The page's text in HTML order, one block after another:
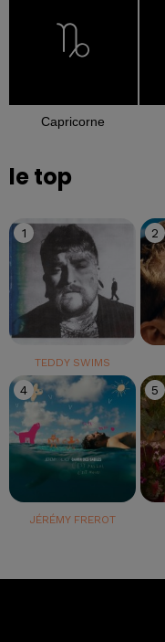
Capricorne
le top
1
TEDDY SWIMS
2
4
JÉRÉMY FREROT
5